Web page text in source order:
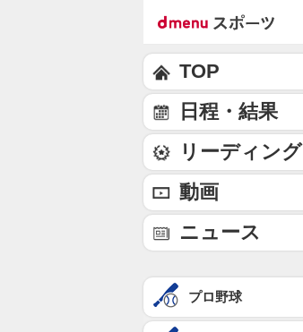
TOP
日程・結果
リーディング
動画
ニュース
プロ野球